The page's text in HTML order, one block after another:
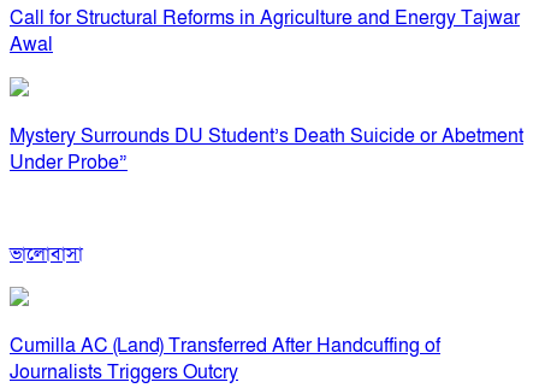
Call for Structural Reforms in Agriculture and Energy Tajwar
Awal
Mystery Surrounds DU Student’s Death Suicide or Abetment
Under Probe”
ভালোবাসা
Cumilla AC (Land) Transferred After Handcuffing of
Journalists Triggers Outcry